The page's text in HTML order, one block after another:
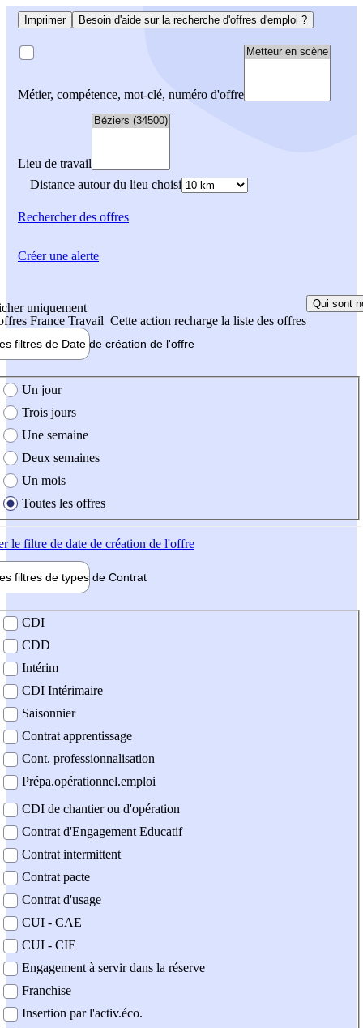
Imprimer Besoin d'aide sur la recherche d'offres d'emploi ?
Métier, compétence, mot-clé, numéro d'offre
Lieu de travail
Distance autour du lieu choisi
Rechercherdes offres
uniquement
France Travail Cette action recharge la liste des offres
Qui sont
filtres de Date de création de l'offre
création de l'offre
Un jour
Trois jours
Une semaine
Deux semaines
Un mois
Toutes les offres
le filtre de date de création de l'offre
filtres de types de Contrat
contrat
CDI
CDD
Intérim
CDI Intérimaire
Saisonnier
Contrat apprentissage
Cont. professionnalisation
Prépa.opérationnel.emploi
CDI de chantier ou d'opération
Contrat d'Engagement Educatif
Contrat intermittent
Contrat pacte
Contrat d'usage
CUI - CAE
CUI - CIE
Engagement à servir dans la réserve
Franchise
Insertion par l'activ.éco.
Créer une alerte